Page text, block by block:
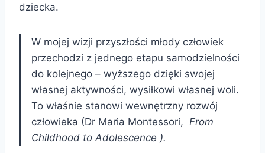
dziecka.
W mojej wizji przyszłości młody człowiek
przechodzi z jednego etapu samodzielności
do kolejnego – wyższego dzięki swojej
własnej aktywności, wysiłkowi własnej woli.
To właśnie stanowi wewnętrzny rozwój
człowieka (Dr Maria Montessori, From
Childhood to Adolescence ).